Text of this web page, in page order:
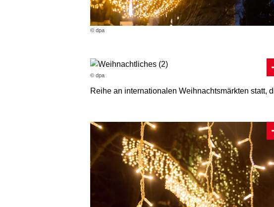
© dpa
© dpa
Reihe an internationalen Weihnachtsmärkten statt,